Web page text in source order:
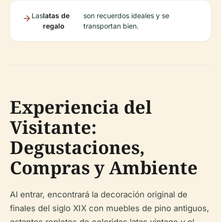
Laslatas de
regalo
son recuerdos ideales y se
transportan bien.
Experiencia del
Visitante:
Degustaciones,
Compras y Ambiente
Al entrar, encontrará la decoración original de
finales del siglo XIX con muebles de pino antiguos,